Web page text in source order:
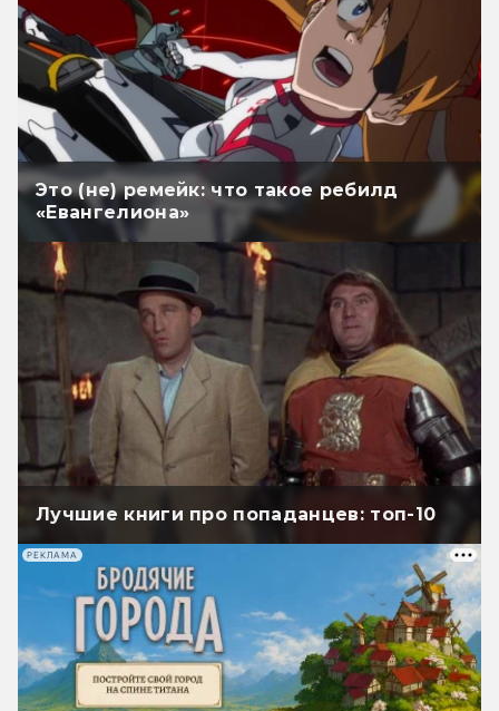
Это (не) ремейк: что такое ребилд
«Евангелиона»
Лучшие книги про попаданцев: топ-10
РЕКЛАМА